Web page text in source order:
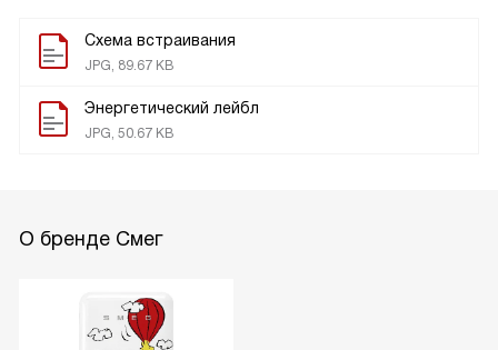
Схема встраивания
JPG, 89.67 KB
Энергетический лейбл
JPG, 50.67 KB
О бренде Смег